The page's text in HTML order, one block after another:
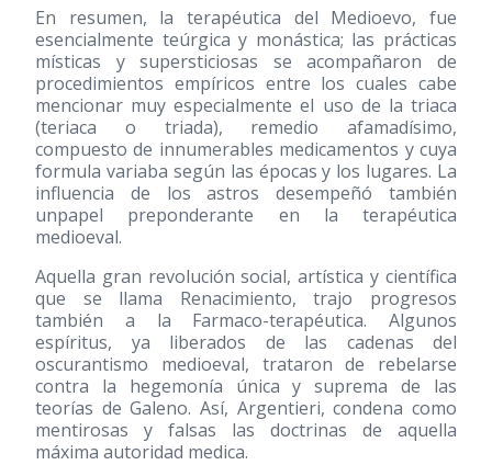
En resumen, la terapéutica del Medioevo, fue
esencialmente teúrgica y monástica; las prácticas
místicas y supersticiosas se acompañaron de
procedimientos empíricos entre los cuales cabe
mencionar muy especialmente el uso de la triaca
(teriaca o triada), remedio afamadísimo,
compuesto de innumerables medicamentos y cuya
formula variaba según las épocas y los lugares. La
influencia de los astros desempeñó también
unpapel preponderante en la terapéutica
medioeval.
Aquella gran revolución social, artística y científica
que se llama Renacimiento, trajo progresos
también a la Farmaco-terapéutica. Algunos
espíritus, ya liberados de las cadenas del
oscurantismo medioeval, trataron de rebelarse
contra la hegemonía única y suprema de las
teorías de Galeno. Así, Argentieri, condena como
mentirosas y falsas las doctrinas de aquella
máxima autoridad medica.